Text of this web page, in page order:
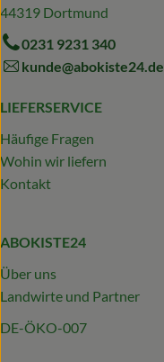
44319 Dortmund
0231 9231 340
kunde@abokiste24.de
LIEFERSERVICE
Häufige Fragen
Wohin wir liefern
Kontakt
ABOKISTE24
Über uns
Landwirte und Partner
DE-ÖKO-007